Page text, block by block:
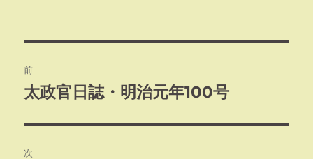
稿
ビ
前
前
投
稿:
太政官日誌・明治元年100号
次